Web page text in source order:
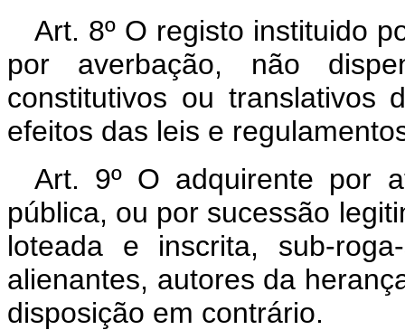
Art. 8º O registo instituido
por averbação, não
constitutivos ou
efeitos das leis e
Art. 9º O adquirente por
pública, ou por sucessão
loteada e inscrita, sub-
alienantes, autores da
disposição em contrário.